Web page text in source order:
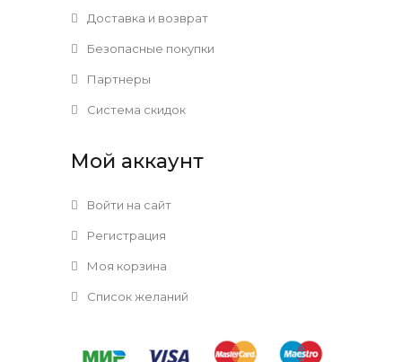
Доставка и возврат
Безопасные покупки
Партнеры
Система скидок
Мой аккаунт
Войти на сайт
Регистрация
Моя корзина
Список желаний